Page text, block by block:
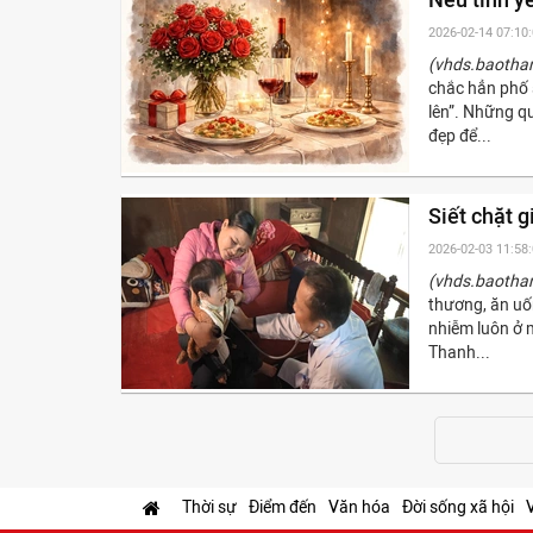
2026-02-14
chắc hẳn phố
lên”. Những
đẹp để...
Siết chặt
2026-02-03
thương, ăn
nhiễm luôn ở
Thanh...
Thời sự Điểm đến Văn hóa Đời sống xã hội